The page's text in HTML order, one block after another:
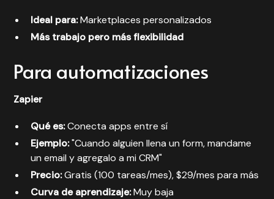
Ideal para:Marketplaces personalizados
Más trabajo pero más flexibilidad
Para automatizaciones
Zapier
Qué es:Conecta apps entre sí
Ejemplo:"Cuando alguien llena un form, mandame
un email y agregalo a mi CRM"
Precio:Gratis (100 tareas/mes), $29/mes para más
Curva de aprendizaje:Muy baja